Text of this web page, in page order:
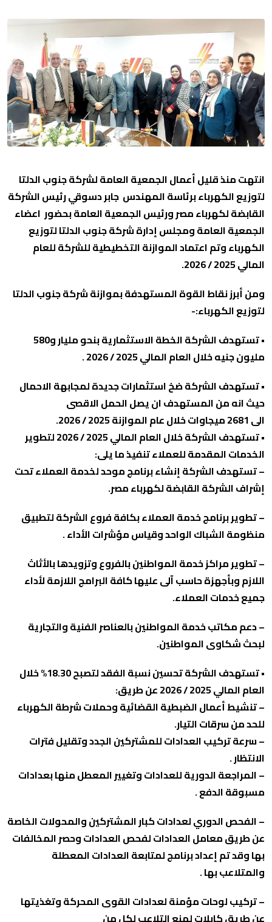
انتهت منذ قليل أعمال الجمعية العامة لشركة جنوب الدلتا
لتوزيع الكهرباء برئاسة المهندس جابر دسوقيرئيس الشركة
القابضة لكهرباء مصر ورئيس الجمعية العامة بحضور اعضاء
الجمعية العامة ومجلس إدارة شركة جنوب الدلتا لتوزيع
الكهرباء وتم اعتماد الموازنة التخطيطية للشركة للعام
المالي 2025 / 2026.
ومن أبرز نقاط القوة المستهدفة بموازنة شركة جنوب الدلتا
لتوزيع الكهرباء:-
• تستهدف الشركة الخطة الاستثمارية بنحو مليار و580
مليون جنيه خلال العام المالي 2025 / 2026 .
• تستهدف الشركة ضخ استثمارات جديدة لمجابهة الاحمال
حيث انه من المستهدف ان يصل الحمل الاقصى
الى 2681 ميجاوات خلال عام الموازنة 2025 / 2026.
• تستهدف الشركة خلال العام المالي 2025 / 2026 لتطوير
الخدمات المقدمة للعملاء تنفيذ ما يلى:
– تستهدف الشركة إنشاء برنامج موحد لخدمة العملاء تحت
إشراف الشركة القابضة لكهرباء مصر.
– تطوير برنامج خدمة العملاء بكافة فروع الشركة لتطبيق
منظومة الشباك الواحد وقياس مؤشرات الأداء .
– تطوير مراكز خدمة المواطنين بالفروع وتزويدها بالأثاث
اللازم وبأجهزة حاسب آلى عليها كافة البرامج اللازمة لأداء
جميع خدمات العملاء.
– دعم مكاتب خدمة المواطنين بالعناصر الفنية والتجارية
لبحث شكاوى المواطنين.
• تستهدف الشركة تحسين نسبة الفقد لتصبح 18.30% خلال
العام المالي 2025 / 2026 عن طريق:
– تنشيط أعمال الضبطية القضائية وحملات شرطة الكهرباء
للحد من سرقات التيار.
– سرعة تركيب العدادات للمشتركين الجدد وتقليل فترات
الانتظار .
– المراجعة الدورية للعدادات وتغيير المعطل منها بعدادات
مسبوقة الدفع .
– الفحص الدوري لعدادات كبار المشتركين والمحولات الخاصة
عن طريق معامل العدادات لفحص العدادات وحصر المخالفات
بها وقد تم إعداد برنامج لمتابعة العدادات المعطلة
والمتلاعب بها .
– تركيب لوحات مؤمنة لعدادات القوى المحركة وتغذيتها
عن طريق كابلات لمنع التلاعب لكل من